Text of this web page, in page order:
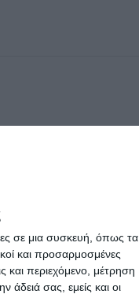
σε μια συσκευή, όπως τα
και προσαρμοσμένες
και περιεχόμενο, μέτρηση
άδειά σας, εμείς και οι